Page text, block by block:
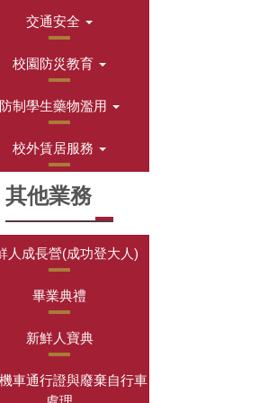
交通安全
校園防災教育
防制學生藥物濫用
校外賃居服務
其他業務
人成長營(成功登大人)
畢業典禮
新鮮人寶典
車通行證與廢棄自行車